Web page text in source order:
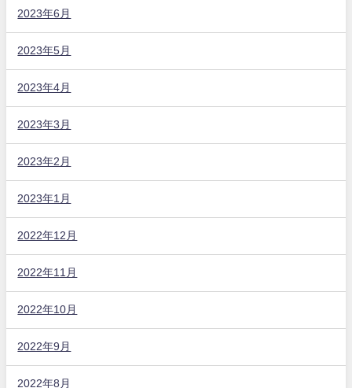
2023年6月
2023年5月
2023年4月
2023年3月
2023年2月
2023年1月
2022年12月
2022年11月
2022年10月
2022年9月
2022年8月